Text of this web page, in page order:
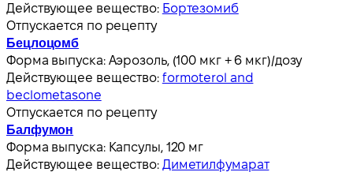
Действующее вещество: Бортезомиб
Отпускается по рецепту
Бецлоцомб
Форма выпуска: Аэрозоль, (100 мкг + 6 мкг)/дозу
Действующее вещество: formoterol and
beclometasone
Отпускается по рецепту
Балфумон
Форма выпуска: Капсулы, 120 мг
Действующее вещество: Диметилфумарат